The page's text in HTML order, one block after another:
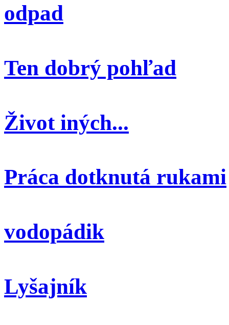
odpad
Ten dobrý pohľad
Život iných...
Práca dotknutá rukami
vodopádik
Lyšajník